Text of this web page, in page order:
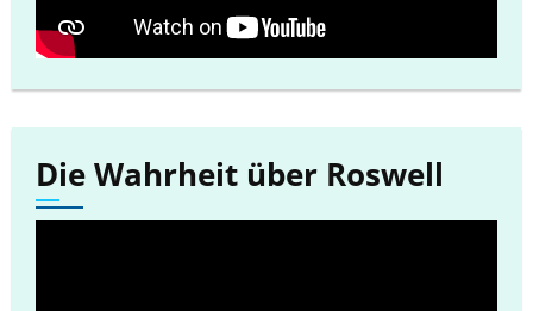
Die Wahrheit über Roswell